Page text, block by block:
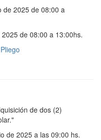
de 2025 de 08:00 a
de 08:00 a 13:00hs.
de dos (2)
de 2025 a las 09:00 hs.